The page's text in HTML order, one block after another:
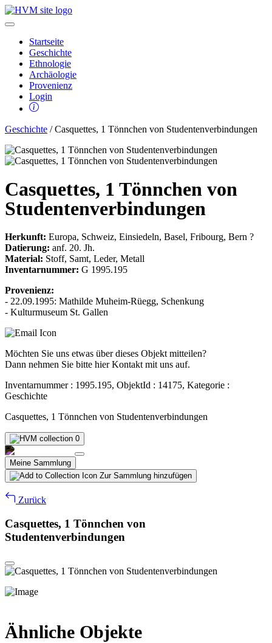
Startseite
Geschichte
Ethnologie
Archäologie
Provenienz
Login
Geschichte / Casquettes, 1 Tönnchen von Studentenverbindungen
Casquettes, 1 Tönnchen von
Studentenverbindungen
Herkunft: Europa, Schweiz, Einsiedeln, Basel, Fribourg, Bern ?
Datierung: anf. 20. Jh.
Material: Stoff, Samt, Leder, Metall
Inventarnummer: G 1995.195
Provenienz:
- 22.09.1995: Mathilde Muheim-Rüegg, Schenkung
- Kulturmuseum St. Gallen
Möchten Sie uns etwas über dieses Objekt mitteilen?
Dann nehmen Sie bitte hier Kontakt mit uns auf.
Inventarnummer : 1995.195, ObjektId : 14175, Kategorie :
Geschichte
Casquettes, 1 Tönnchen von Studentenverbindungen
0
Meine Sammlung
Zur Sammlung hinzufügen
Zurück
Casquettes, 1 Tönnchen von
Studentenverbindungen
Ähnliche Objekte